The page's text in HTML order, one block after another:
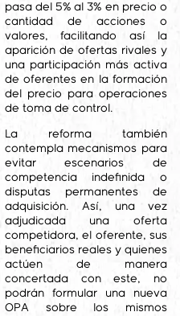
pasa del 5% al 3% en precio o
cantidad de acciones o
valores, facilitando así la
aparición de ofertas rivales y
una participación más activa
de oferentes en la formación
del precio para operaciones
de toma de control.
La reforma también
contempla mecanismos para
evitar escenarios de
competencia indefinida o
disputas permanentes de
adquisición. Así, una vez
adjudicada una oferta
competidora, el oferente, sus
beneficiarios reales y quienes
actúen de manera
concertada con este, no
podrán formular una nueva
OPA sobre los mismos